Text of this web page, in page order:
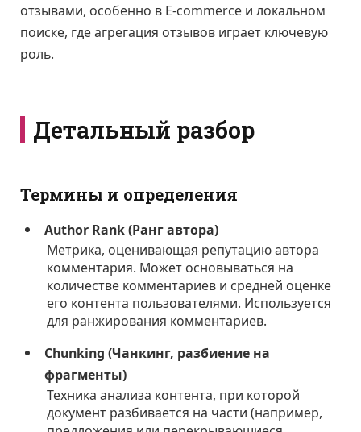
отзывами, особенно в E-commerce и локальном
поиске, где агрегация отзывов играет ключевую
роль.
Детальный разбор
Термины и определения
Author Rank (Ранг автора)
Метрика, оценивающая репутацию автора
комментария. Может основываться на
количестве комментариев и средней оценке
его контента пользователями. Используется
для ранжирования комментариев.
Chunking (Чанкинг, разбиение на
фрагменты)
Техника анализа контента, при которой
документ разбивается на части (например,